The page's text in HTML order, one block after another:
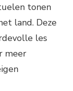
tonen
land. Deze
les
meer